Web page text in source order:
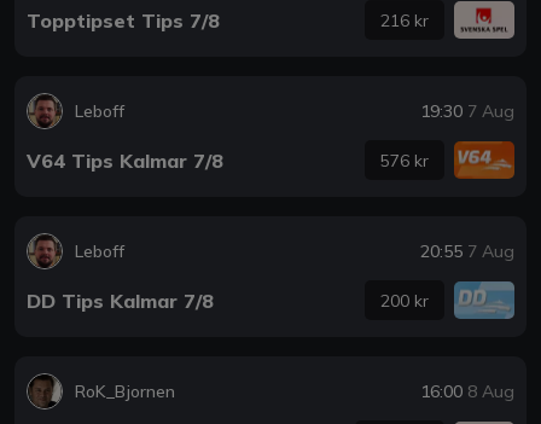
Topptipset Tips 7/8 216 kr
Leboff 19:30 7 Aug
V64 Tips Kalmar 7/8 576 kr
Leboff 20:55 7 Aug
DD Tips Kalmar 7/8 200 kr
RoK_Bjornen 16:00 8 Aug